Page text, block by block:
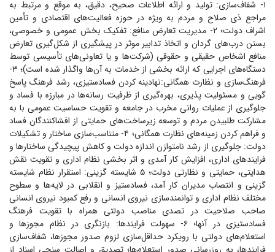
۱- شفاف‌سازی: تولید و ارائه اطلاعات صحیح، دقیق، به موقع و مرتبط به
مراجع ذی صلاح و مردم به ویژه در حوزه فعالیت‌های اقتصادی و تأمین
اشراف دولت؛ ۲- مدیریت تعارض منافع: تفکیک بخش عمومی و خصوصی،
بستن درب‌های گردان و اتخاذ تدابیر موثر در پیشگیری از شکل‌گیری تعارض
منافع اشخاص حقیقی و حقوقی (شرکت‌ها و یا تعاونی‌های تأسیسی توسط
دستگاه‌های اجرایی که ارائه بخشی از خدمات به آن‌ها واگذار شده است)؛ ۳-
فرهنگ‌سازی و نظارت همگانی:نهادینه کردن فسادستیزی، رشد فرهنگ پاسخ
گویی و مسئولیت پذیری، بهره‌گیری از ظرفیت رسانه‌ها در مبارزه با فساد و
جلوگیری از عملیات روانی مخرب در جامعه و تقویت حساسیت عمومی با به
مشارکت طلبیدن مردم و توسعه زیرساخت‌های حمایتی از افشا‌کنندگان فساد
و فراهم کردن زمینه‌های نظارت همگانی؛ ۴- متناسب‌سازی ساختار و تشکیلات
دولت: جلوگیری از رشد نامتوازن اندازه دولت و کاهش پیچیدگی ساختار‌ها و
فرایند‌های اداری، افزایش کار آمدی و اثر بخشی نظام اداری و تقویت نقش
هدایتی، حمایتی و نظارتی دولت؛ ۵ شایسته گزینی: استقرار نظام شایسته
گزینی و انتصاب مدیران کار آمد، فسادستیز و انقلابی در لایه‌ها و سطوح
مختلف نظام اداری و توانمند‌سازی نیروی انسانی و رفع کمبود نیروی انسانی
صاحب صلاحیت در تصدی مناصب دولتی همراه با تقویت فرهنگ
فسادستیزی در آنها؛ ۶- سهولت فرایندها: بازنگری در نظام مجوز‌ها و
استعلام‌های دولتی با رویکرد حداقل‌سازی لزوم صدور مجوزها، شفاف‌سازی